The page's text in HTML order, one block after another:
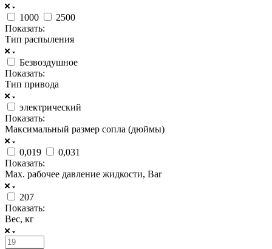
1000
2500
Показать:
Тип распыления
Безвоздушное
Показать:
Тип привода
электрический
Показать:
Максимальный размер сопла (дюймы)
0,019
0,031
Показать:
Max. рабочее давление жидкости, Bar
207
Показать:
Вес, кг